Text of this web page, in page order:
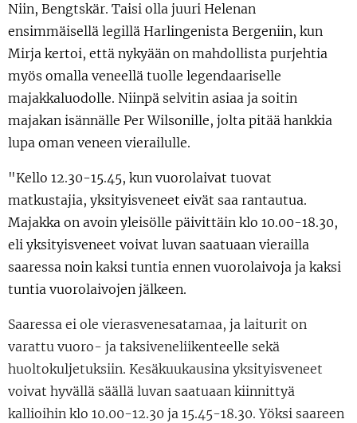
Niin, Bengtskär. Taisi olla juuri Helenan
ensimmäisellä legillä Harlingenista Bergeniin, kun
Mirja kertoi, että nykyään on mahdollista purjehtia
myös omalla veneellä tuolle legendaariselle
majakkaluodolle. Niinpä selvitin asiaa ja soitin
majakan isännälle Per Wilsonille, jolta pitää hankkia
lupa oman veneen vierailulle.
"Kello 12.30-15.45, kun vuorolaivat tuovat
matkustajia, yksityisveneet eivät saa rantautua.
Majakka on avoin yleisölle päivittäin klo 10.00-18.30,
eli yksityisveneet voivat luvan saatuaan vierailla
saaressa noin kaksi tuntia ennen vuorolaivoja ja kaksi
tuntia vuorolaivojen jälkeen.
Saaressa ei ole vierasvenesatamaa, ja laiturit on
varattu vuoro- ja taksiveneliikenteelle sekä
huoltokuljetuksiin. Kesäkuukausina yksityisveneet
voivat hyvällä säällä luvan saatuaan kiinnittyä
kallioihin klo 10.00-12.30 ja 15.45-18.30. Yöksi saareen